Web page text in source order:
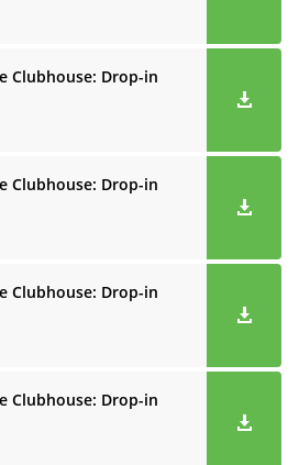
Clubhouse: Drop-in
Clubhouse: Drop-in
Clubhouse: Drop-in
Clubhouse: Drop-in